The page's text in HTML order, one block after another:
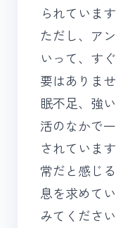
られています
ただし、ア
いって、す
要はありま
眠不足、強
活のなかで
されていま
常だと感じ
息を求めて
みてください